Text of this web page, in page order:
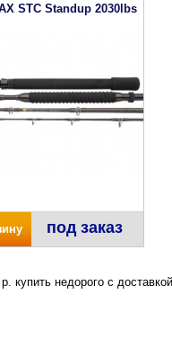
STC Standup 2030lbs
под заказ
купить недорого с